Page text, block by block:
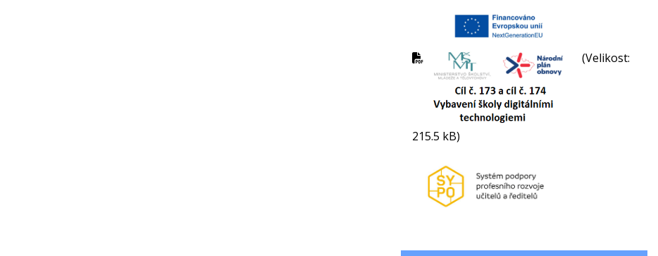
(Velikost:
215.5 kB)